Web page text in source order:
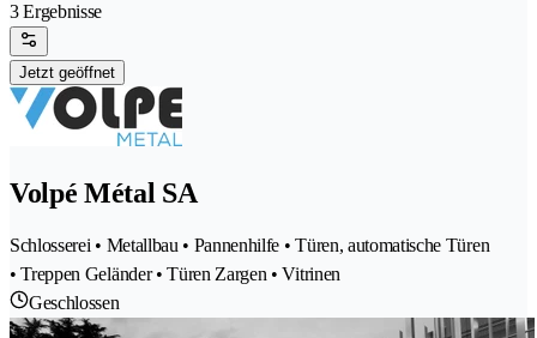
3 Ergebnisse
Jetzt geöffnet
Volpé Métal SA
Schlosserei • Metallbau • Pannenhilfe • Türen, automatische Türen
• Treppen Geländer • Türen Zargen • Vitrinen
Geschlossen